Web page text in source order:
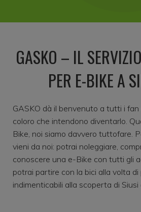
GASKO – IL
PER E-BIKE A
GASKO dà il benvenuto a tutti i
coloro che intendono diventarlo.
Bike, noi siamo davvero tuttofare.
vieni da noi: potrai noleggiare,
conoscere una e-Bike con tutti gli
potrai partire con la bici alla volta
indimenticabili alla scoperta di Siusi